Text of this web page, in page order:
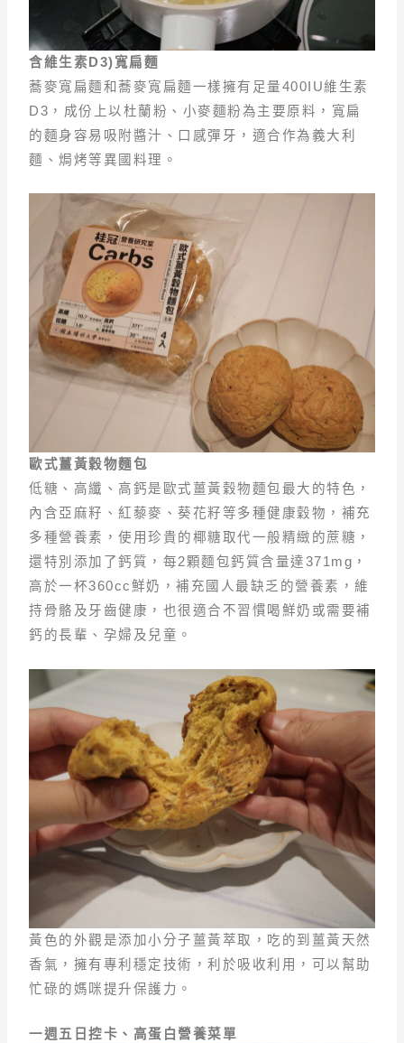
含維生素D3)寬扁麵
蕎麥寬扁麵和蕎麥寬扁麵一樣擁有足量400IU維生素
D3，成份上以杜蘭粉、小麥麵粉為主要原料，寬扁
的麵身容易吸附醬汁、口感彈牙，適合作為義大利
麵、焗烤等異國料理。
歐式薑黃穀物麵包
低糖、高纖、高鈣是歐式薑黃穀物麵包最大的特色，
內含亞麻籽、紅藜麥、葵花籽等多種健康穀物，補充
多種營養素，使用珍貴的椰糖取代一般精緻的蔗糖，
還特別添加了鈣質，每2顆麵包鈣質含量達371mg，
高於一杯360cc鮮奶，補充國人最缺乏的營養素，維
持骨骼及牙齒健康，也很適合不習慣喝鮮奶或需要補
鈣的長輩、孕婦及兒童。
黃色的外觀是添加小分子薑黃萃取，吃的到薑黃天然
香氣，擁有專利穩定技術，利於吸收利用，可以幫助
忙碌的媽咪提升保護力。
一週五日控卡、高蛋白營養菜單